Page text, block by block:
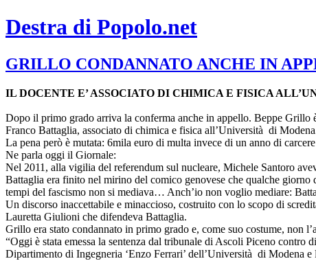
Destra di Popolo.net
GRILLO CONDANNATO ANCHE IN
IL DOCENTE E’ ASSOCIATO DI CHIMICA E FISICA
Dopo il primo grado arriva la conferma anche in appello. Beppe Grillo
Franco Battaglia, associato di chimica e fisica all’Università di
La pena però è mutata: 6mila euro di multa invece di un anno di
Ne parla oggi il Giornale:
Nel 2011, alla vigilia del referendum sul nucleare, Michele Santoro
Battaglia era finito nel mirino del comico genovese che qualche
tempi del fascismo non si mediava… Anch’io non voglio mediare:
Un discorso inaccettabile e minaccioso, costruito con lo scopo di
Lauretta Giulioni che difendeva Battaglia.
Grillo era stato condannato in primo grado e, come suo costume, non
“Oggi è stata emessa la sentenza dal tribunale di Ascoli Piceno
Dipartimento di Ingegneria ‘Enzo Ferrari’ dell’Università di Modena